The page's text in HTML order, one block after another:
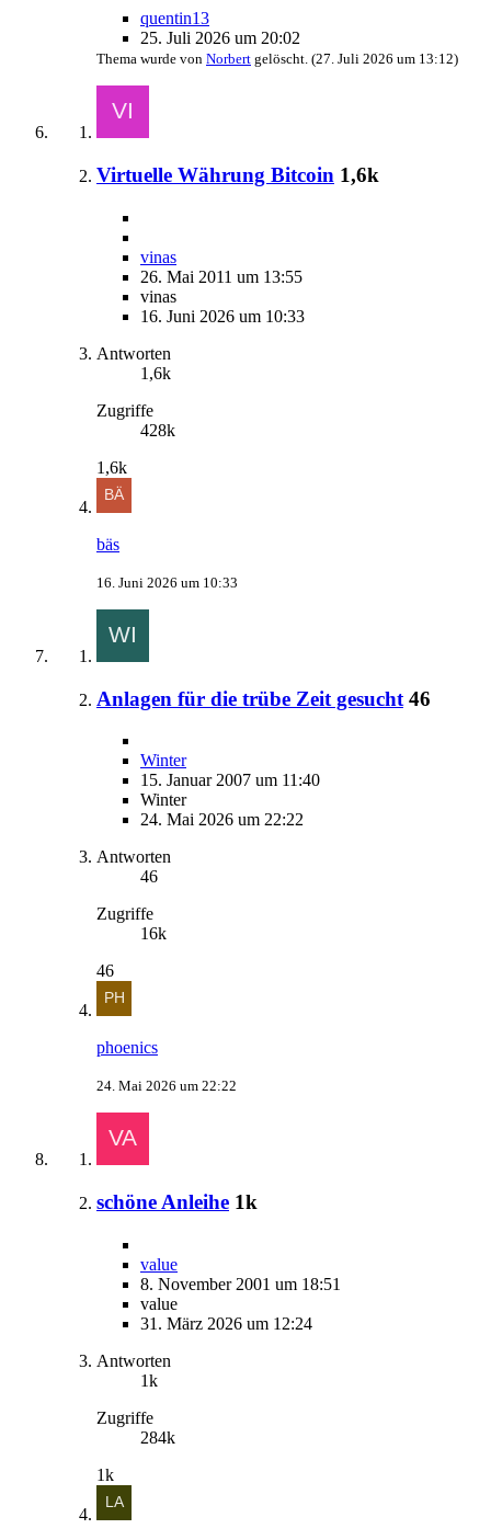
quentin13
25. Juli 2026 um 20:02
Thema wurde von Norbert gelöscht. (27. Juli 2026 um 13:12)
Virtuelle Währung Bitcoin 1,6k
vinas
26. Mai 2011 um 13:55
vinas
16. Juni 2026 um 10:33
Antworten
1,6k
Zugriffe
428k
1,6k
bäs
16. Juni 2026 um 10:33
Anlagen für die trübe Zeit gesucht 46
Winter
15. Januar 2007 um 11:40
Winter
24. Mai 2026 um 22:22
Antworten
46
Zugriffe
16k
46
phoenics
24. Mai 2026 um 22:22
schöne Anleihe 1k
value
8. November 2001 um 18:51
value
31. März 2026 um 12:24
Antworten
1k
Zugriffe
284k
1k